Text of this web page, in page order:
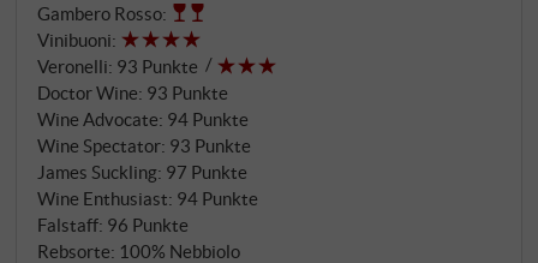
gesunde, aromatisch reife Trauben mit klarer Frucht
und balancierter Säure – charmant in der Ansprache,
dabei präzise und nachhaltig. Nach der separaten
Vergärung der Partien im Edelstahl reift der Wein
traditionell in großen Fässern und ein maßvoller
Barrique-Anteil dient der Textur.
Gambero Rosso:
Vinibuoni:
Veronelli: 93 Punkte
Doctor Wine: 93 Punkte
Wine Advocate: 94 Punkte
Wine Spectator: 93 Punkte
James Suckling: 97 Punkte
Wine Enthusiast: 94 Punkte
Falstaff: 96 Punkte
Rebsorte: 100% Nebbiolo